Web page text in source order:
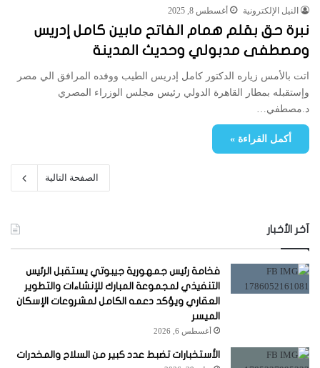
النيل الإلكترونية أغسطس 8, 2025
نبرة حق بقلم همام الفاتح مابين كامل إدريس
ومصطفى مدبولي وحديث المدينة
اتت بالأمس زياره الدكتور كامل إدريس الطيب ووفده المرافق الي مصر
وإستقبله بمطار القاهرة الدولي رئيس مجلس الوزراء المصري
د.مصطفي…
أكمل القراءة »
الصفحة التالية
آخر الأخبار
فخامة رئيس جمهورية جيبوتي يستقبل الرئيس
التنفيذي لمجموعة المبارك للإنشاءات والتطوير
العقاري ويؤكد دعمه الكامل لمشروعات الإسكان
الميسر
أغسطس 6, 2026
الأستخبارات تضبط عدد كبير من السلاح والمخدرات